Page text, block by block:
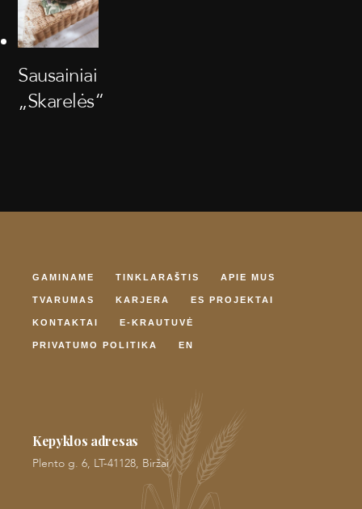
Sausainiai
„Skarelės“
GAMINAME TINKLARAŠTIS APIE MUS
TVARUMAS KARJERA ES PROJEKTAI
KONTAKTAI E-KRAUTUVĖ
PRIVATUMO POLITIKA EN
Kepyklos adresas
Plento g. 6, LT-41128, Biržai